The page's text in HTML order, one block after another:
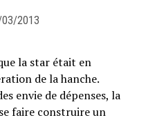
2013
la star était en
de la hanche.
envie de dépenses, la
faire construire un